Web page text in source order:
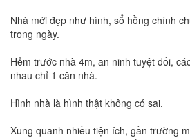
Nhà mới đẹp như hình, sổ hồng chính
trong ngày.
Hẻm trước nhà 4m, an ninh tuyệt đối,
nhau chỉ 1 căn nhà.
Hình nhà là hình thật không có sai.
Xung quanh nhiều tiện ích, gần trường